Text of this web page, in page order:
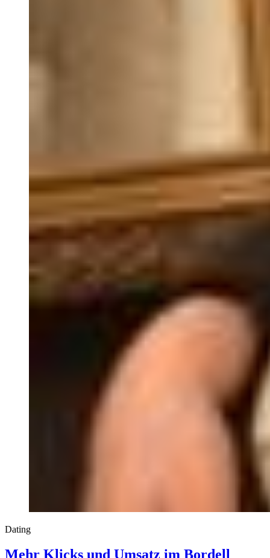
Dating
Mehr Klicks und Umsatz im Bordell